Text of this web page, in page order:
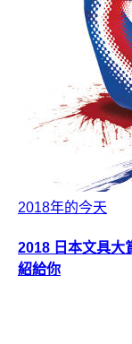
2018年的今天
2018 日本文具大
紹給你